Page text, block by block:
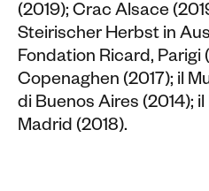
(2019); Crac Alsace
Steirischer Herbst in
Fondation Ricard, Parigi
Copenaghen (2017); il
di Buenos Aires (2014);
Madrid (2018).